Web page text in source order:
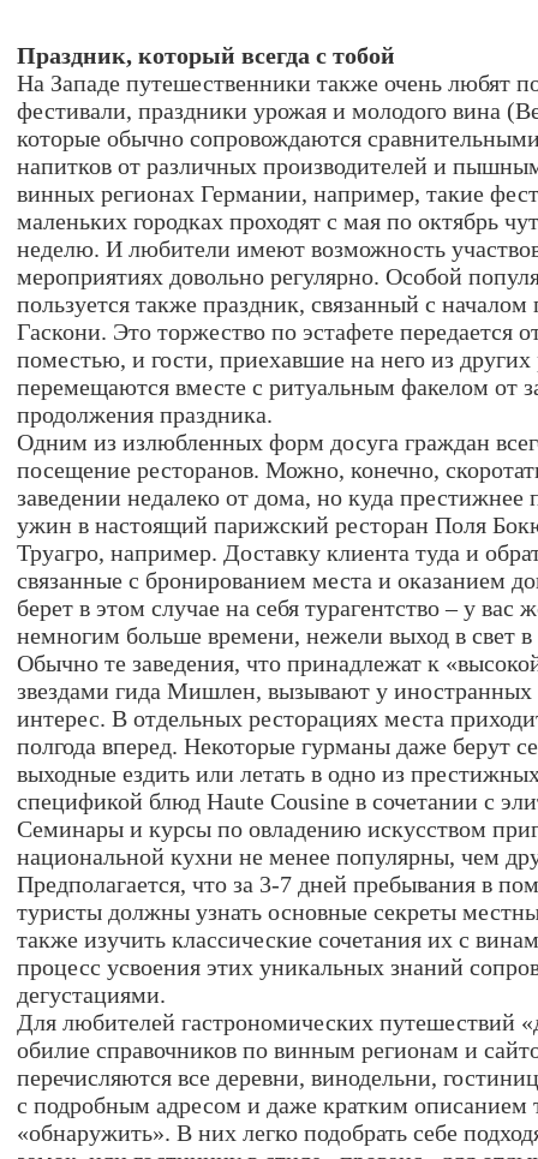
Праздник, который всегда с тобой
На Западе путешественники также очень любят
фестивали, праздники урожая и молодого вина
которые обычно сопровождаются
напитков от различных производителей и
винных регионах Германии, например, такие
маленьких городках проходят с мая по октябрь
неделю. И любители имеют возможность
мероприятиях довольно регулярно. Особой
пользуется также праздник, связанный с началом
Гаскони. Это торжество по эстафете передается
поместью, и гости, приехавшие на него из других
перемещаются вместе с ритуальным факелом от
продолжения праздника.
Одним из излюбленных форм досуга граждан
посещение ресторанов. Можно, конечно,
заведении недалеко от дома, но куда престижнее
ужин в настоящий парижский ресторан Поля
Труагро, например. Доставку клиента туда и
связанные с бронированием места и оказанием
берет в этом случае на себя турагентство – у вас
немногим больше времени, нежели выход в свет в
Обычно те заведения, что принадлежат к
звездами гида Мишлен, вызывают у иностранных
интерес. В отдельных ресторациях места
полгода вперед. Некоторые гурманы даже берут
выходные ездить или летать в одно из
спецификой блюд Haute Cousine в сочетании с
Семинары и курсы по овладению искусством
национальной кухни не менее популярны, чем
Предполагается, что за 3-7 дней пребывания в
туристы должны узнать основные секреты
также изучить классические сочетания их с
процесс усвоения этих уникальных знаний
дегустациями.
Для любителей гастрономических путешествий
обилие справочников по винным регионам и
перечисляются все деревни, винодельни,
с подробным адресом и даже кратким описанием
«обнаружить». В них легко подобрать себе